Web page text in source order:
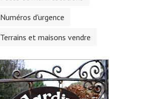
Numéros d'urgence
Terrains et maisons vendre